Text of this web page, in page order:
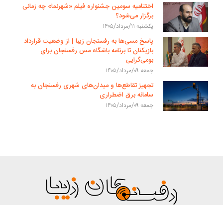
اختتامیه سومین جشنواره فیلم «شهرنما» چه زمانی
برگزار می‌شود؟
یکشنبه ۱۱/مرداد/۱۴۰۵
پاسخ مسی‌ها به رفسنجان زیبا | از وضعیت قرارداد
بازیکنان تا برنامه باشگاه مس رفسنجان برای
بومی‌گرایی
جمعه ۰۹/مرداد/۱۴۰۵
تجهیز تقاطع‌ها و میدان‌های شهری رفسنجان به
سامانه برق اضطراری
جمعه ۰۹/مرداد/۱۴۰۵